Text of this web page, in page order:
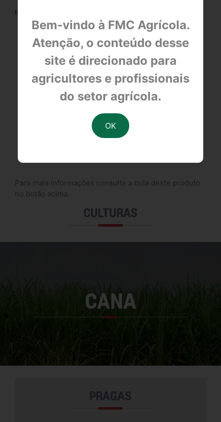
Bem-vindo à FMC Agrícola.
Atenção, o conteúdo desse
site é direcionado para
agricultores e profissionais
do setor agrícola.
INÍCIO>
BULA
FICHA DE EMERGÊNCIA
Para mais informações consulte a bula deste produto
no botão acima.
CULTURAS
CANA